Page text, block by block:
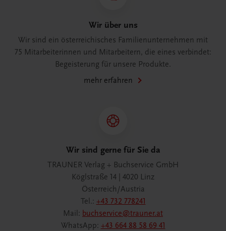
Wir über uns
Wir sind ein österreichisches Familienunternehmen mit
75 Mitarbeiterinnen und Mitarbeitern, die eines verbindet:
Begeisterung für unsere Produkte.
mehr erfahren
Wir sind gerne für Sie da
TRAUNER Verlag + Buchservice GmbH
Köglstraße 14 | 4020 Linz
Österreich/Austria
Tel.: +43 732 778241
Mail: buchservice@trauner.at
WhatsApp: +43 664 88 58 69 41